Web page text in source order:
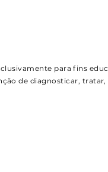
para fins
de diagnosticar,